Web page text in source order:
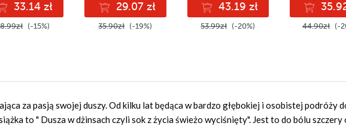
33.14 zł
(-15%)
29.07 zł
35.90zł (-19%)
43.19 zł
53.99zł (-20%) 44.90zł (-
za pasją swojej duszy. Od kilku lat będąca w bardzo głębokiej i osobistej podróży
to " Dusza w dżinsach czyli sok z życia świeżo wyciśnięty". Jest to do bólu szczery